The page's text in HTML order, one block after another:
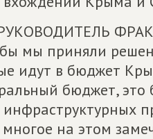
мы приняли
идут в бюджет
бюджет,
на этом